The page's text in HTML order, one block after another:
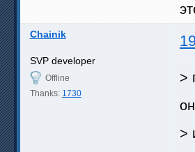
Chainik
SVP developer
Offline
Thanks: 1730
>
>